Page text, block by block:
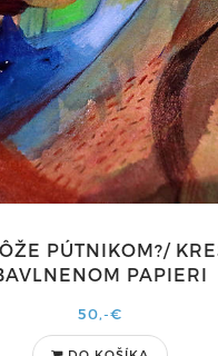
PÚTNIKOM?/
PAPIERI
50,-€